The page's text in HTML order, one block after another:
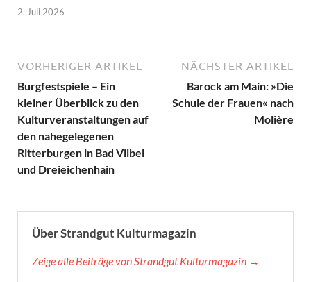
2. Juli 2026
VORHERIGER ARTIKEL
Burgfestspiele – Ein
kleiner Überblick zu den
Kulturveranstaltungen auf
den nahegelegenen
Ritterburgen in Bad Vilbel
und Dreieichenhain
NÄCHSTER ARTIKEL
Barock am Main: »Die
Schule der Frauen« nach
Molière
Über Strandgut Kulturmagazin
Zeige alle Beiträge von Strandgut Kulturmagazin →